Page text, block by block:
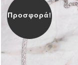
Προσφορά!